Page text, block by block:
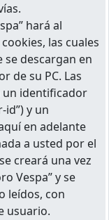
hará al
las cuales
descargan en
de su PC. Las
un identificador
id”) y un
en adelante
a usted por el
creará una vez
Vespa” y se
leídos, con
usuario.